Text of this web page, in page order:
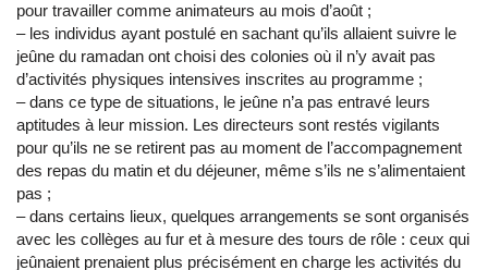
pour travailler comme animateurs au mois d’août ;
– les individus ayant postulé en sachant qu’ils allaient suivre le
jeûne du ramadan ont choisi des colonies où il n’y avait pas
d’activités physiques intensives inscrites au programme ;
– dans ce type de situations, le jeûne n’a pas entravé leurs
aptitudes à leur mission. Les directeurs sont restés vigilants
pour qu’ils ne se retirent pas au moment de l’accompagnement
des repas du matin et du déjeuner, même s’ils ne s’alimentaient
pas ;
– dans certains lieux, quelques arrangements se sont organisés
avec les collèges au fur et à mesure des tours de rôle : ceux qui
jeûnaient prenaient plus précisément en charge les activités du